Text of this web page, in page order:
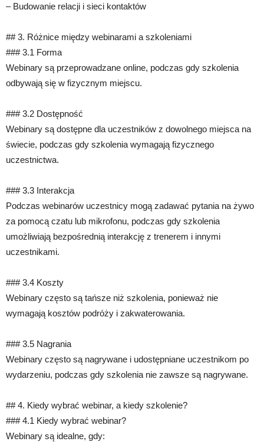
– Budowanie relacji i sieci kontaktów
## 3. Różnice między webinarami a szkoleniami
### 3.1 Forma
Webinary są przeprowadzane online, podczas gdy szkolenia
odbywają się w fizycznym miejscu.
### 3.2 Dostępność
Webinary są dostępne dla uczestników z dowolnego miejsca na
świecie, podczas gdy szkolenia wymagają fizycznego
uczestnictwa.
### 3.3 Interakcja
Podczas webinarów uczestnicy mogą zadawać pytania na żywo
za pomocą czatu lub mikrofonu, podczas gdy szkolenia
umożliwiają bezpośrednią interakcję z trenerem i innymi
uczestnikami.
### 3.4 Koszty
Webinary często są tańsze niż szkolenia, ponieważ nie
wymagają kosztów podróży i zakwaterowania.
### 3.5 Nagrania
Webinary często są nagrywane i udostępniane uczestnikom po
wydarzeniu, podczas gdy szkolenia nie zawsze są nagrywane.
## 4. Kiedy wybrać webinar, a kiedy szkolenie?
### 4.1 Kiedy wybrać webinar?
Webinary są idealne, gdy: